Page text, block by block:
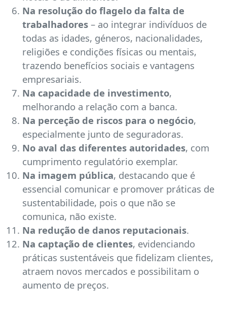
Na resolução do flagelo da falta de
trabalhadores – ao integrar indivíduos de
todas as idades, géneros, nacionalidades,
religiões e condições físicas ou mentais,
trazendo benefícios sociais e vantagens
empresariais.
Na capacidade de investimento,
melhorando a relação com a banca.
Na perceção de riscos para o negócio,
especialmente junto de seguradoras.
No aval das diferentes autoridades, com
cumprimento regulatório exemplar.
Na imagem pública, destacando que é
essencial comunicar e promover práticas de
sustentabilidade, pois o que não se
comunica, não existe.
Na redução de danos reputacionais.
Na captação de clientes, evidenciando
práticas sustentáveis que fidelizam clientes,
atraem novos mercados e possibilitam o
aumento de preços.